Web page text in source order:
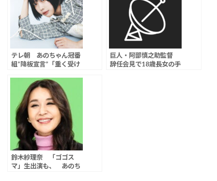
テレ朝 あのちゃん冠番
組”降板宣言”「重く受け
「決まり次第お知らせさ
せていただきます」
巨人・阿部慎之助監督
辞任会見で18歳長女の手
鈴木紗理奈 「ゴゴス
マ」生出演も、 あのち